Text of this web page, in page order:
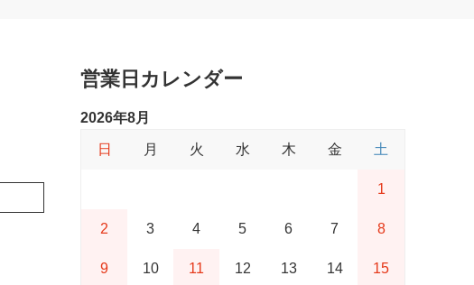
営業日カレンダー
2026年8月
日 月 火 水 木 金 土
1
2 3 4 5 6 7 8
9 10 11 12 13 14 15